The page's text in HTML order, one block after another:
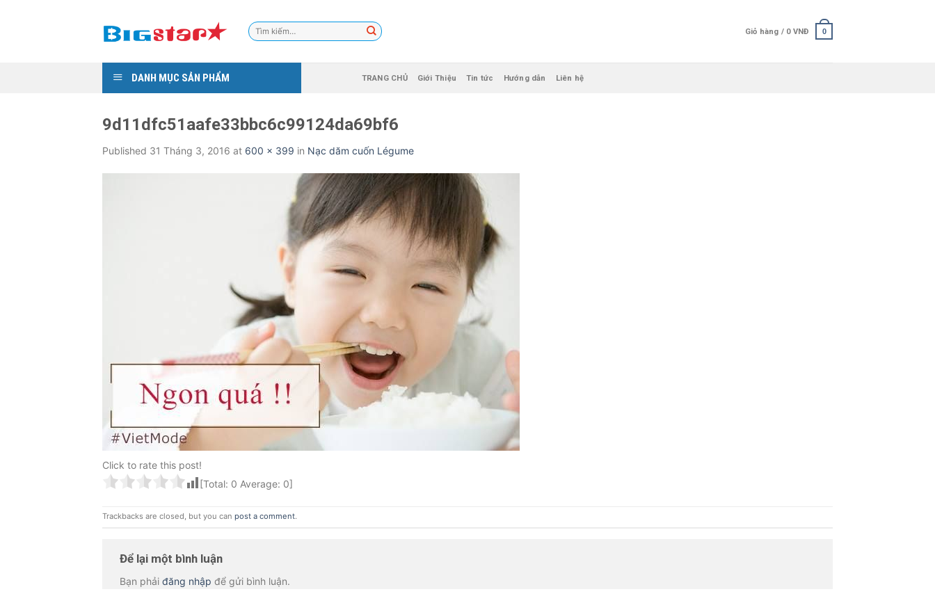
Tìm
kiếm:
Giỏ hàng / 0 VNĐ 0
DANH MỤC SẢN PHẨM TRANG CHỦ Giới Thiệu Tin tức Hướng dẫn Liên hệ
9d11dfc51aafe33bbc6c99124da69bf6
Published 31 Tháng 3, 2016 at 600 × 399 in Nạc dăm cuốn Légume
Click to rate this post!
[Total: 0 Average: 0]
Trackbacks are closed, but you can post a comment.
Để lại một bình luận
Bạn phải đăng nhập để gửi bình luận.